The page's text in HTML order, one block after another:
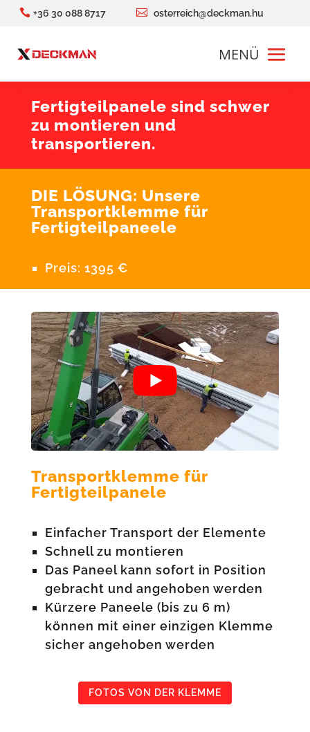
 +36 30 088 8717  osterreich@deckman.hu
Fertigteilpanele sind schwer
zu montieren und
transportieren.
DIE LÖSUNG: Unsere
Transportklemme für
Fertigteilpaneele
Preis: 1395 €
Transportklemme für
Fertigteilpanele
Einfacher Transport der Elemente
Schnell zu montieren
Das Paneel kann sofort in Position
gebracht und angehoben werden
Kürzere Paneele (bis zu 6 m)
können mit einer einzigen Klemme
sicher angehoben werden
FOTOS VON DER KLEMME